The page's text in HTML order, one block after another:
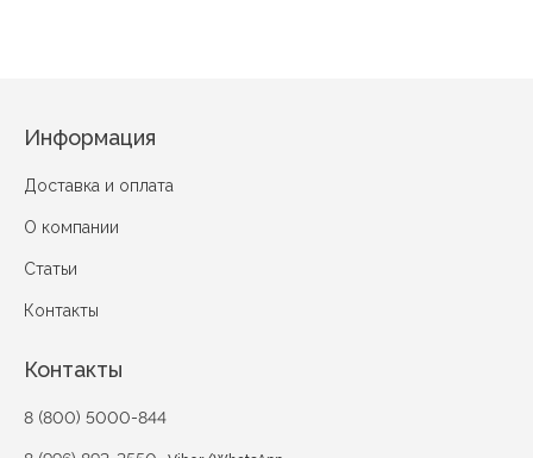
Информация
Доставка и оплата
О компании
Статьи
Контакты
Контакты
8 (800) 5000-844